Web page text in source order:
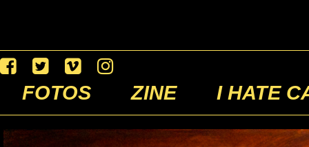
FOTOS ZINE I HATE